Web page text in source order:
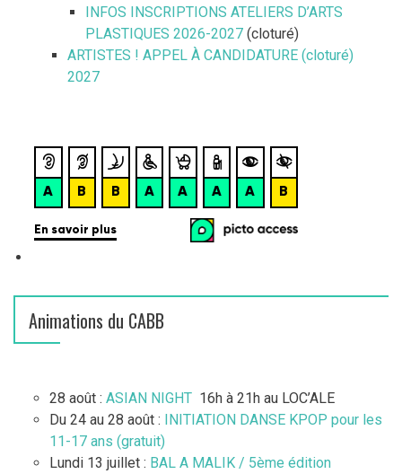
INFOS INSCRIPTIONS ATELIERS D’ARTS
PLASTIQUES 2026-2027 (cloturé)
ARTISTES ! APPEL À CANDIDATURE (cloturé)
2027
Animations du CABB
28 août : ASIAN NIGHT 16h à 21h au LOC’ALE
Du 24 au 28 août : INITIATION DANSE KPOP pour les
11-17 ans (gratuit)
Lundi 13 juillet : BAL A MALIK / 5ème édition